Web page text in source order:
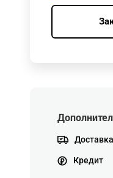
Доставка
Кредит